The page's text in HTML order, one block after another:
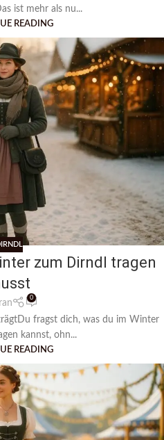
ist mehr als nu...
READING
zum Dirndl tragen
0
fragst dich, was du im Winter
kannst, ohn...
READING